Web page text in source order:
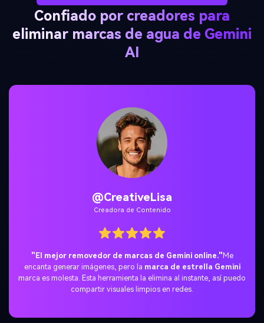
eliminar marcas de agua de Gemini
AI
@TechMarketer
"Perfecto para reutilizar activos de IA."
para una campaña. Media.io lo hizo perfecto. La
restauración del fondo es impresionante—sin bloques borrosos.